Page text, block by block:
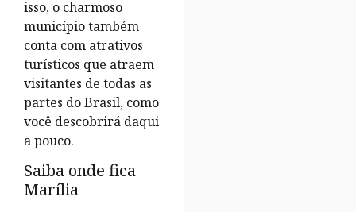
isso, o charmoso
município também
conta com atrativos
turísticos que atraem
visitantes de todas as
partes do Brasil, como
você descobrirá daqui
a pouco.
Saiba onde fica
Marília